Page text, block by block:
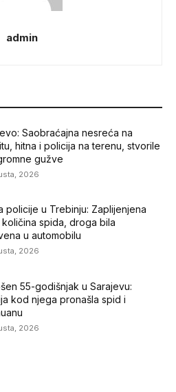
admin
Saobraćajna nesreća na
hitna i policija na terenu, stvorile
gužve
2026
policije u Trebinju: Zaplijenjena
spida, droga bila
u automobilu
2026
55-godišnjak u Sarajevu:
kod njega pronašla spid i
2026